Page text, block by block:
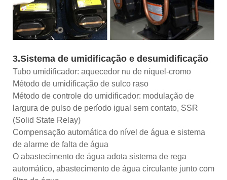
3.Sistema de umidificação e desumidificação
Tubo umidificador: aquecedor nu de níquel-cromo
Método de umidificação de sulco raso
Método de controle do umidificador: modulação de
largura de pulso de período igual sem contato, SSR
(Solid State Relay)
Compensação automática do nível de água e sistema
de alarme de falta de água
O abastecimento de água adota sistema de rega
automático, abastecimento de água circulante junto com